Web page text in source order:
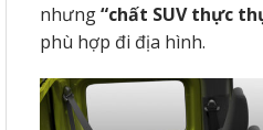
nhưng“chất SUV thực
phù hợp đi địa hình.